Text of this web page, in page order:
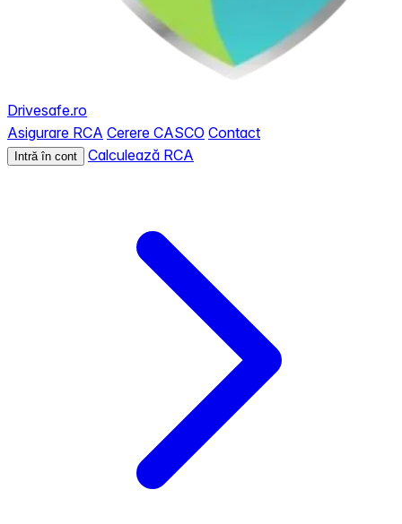
Drivesafe.ro
Asigurare RCA Cerere CASCO Contact
Intră în cont Calculează RCA